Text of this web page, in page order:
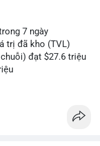
7 ngày
trị đã kho (TVL)
đạt $27.6 triệu